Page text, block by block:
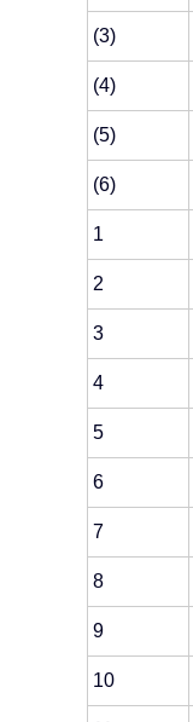
(3)
(4)
(5)
(6)
1
2
3
4
5
6
7
8
9
10